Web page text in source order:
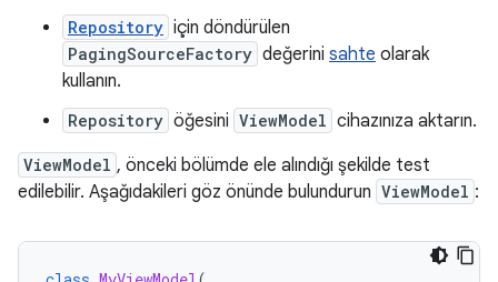
Repository için döndürülen
PagingSourceFactory değerini sahte olarak
kullanın.
Repository öğesini ViewModel cihazınıza aktarın.
ViewModel , önceki bölümde ele alındığı şekilde test
edilebilir. Aşağıdakileri göz önünde bulundurun ViewModel :